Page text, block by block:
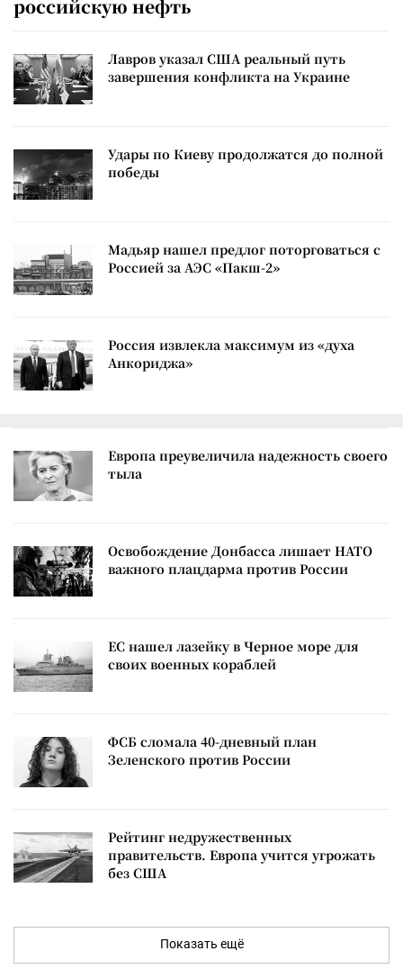
российскую нефть
Лавров указал США реальный путь
завершения конфликта на Украине
Удары по Киеву продолжатся до полной
победы
Мадьяр нашел предлог поторговаться с
Россией за АЭС «Пакш-2»
Россия извлекла максимум из «духа
Анкориджа»
Европа преувеличила надежность своего
тыла
Освобождение Донбасса лишает НАТО
важного плацдарма против России
ЕС нашел лазейку в Черное море для
своих военных кораблей
ФСБ сломала 40-дневный план
Зеленского против России
Рейтинг недружественных
правительств. Европа учится угрожать
без США
Показать ещё